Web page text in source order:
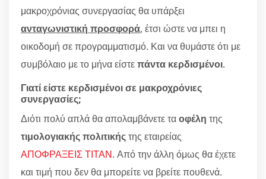
μακροχρόνιας συνεργασίας θα υπάρξει
ανταγωνιστική προσφορά, έτσι ώστε να μπει η
οικοδομή σε προγραμματισμό. Και να θυμάστε ότι με
συμβόλαιο με το μήνα είστεπάντα κερδισμένοι.
Γιατί είστε κερδισμένοι σε μακροχρόνιες
συνεργασίες;
Διότι πολύ απλά θα απολαμβάνετε ταοφέλη της
τιμολογιακής πολιτικήςτης εταιρείας
ΑΠΟΦΡΑΞΕΙΣ ΤΙΤΑΝ. Από την άλλη όμως θα έχετε
και τιμή που δεν θα μπορείτε να βρείτε πουθενά.